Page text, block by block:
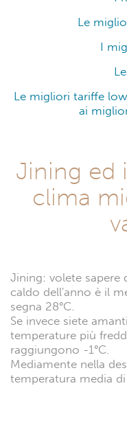
Le
I
Le migliori tariffe
ai
Jining ed
clima
Jining: volete sapere
caldo dell'anno è il
segna 28°C.
Se invece siete
temperature più
raggiungono -1°C.
Mediamente nella
temperatura media di